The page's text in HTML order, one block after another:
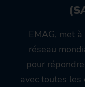
EMAG, met
réseau
pour
avec toutes les